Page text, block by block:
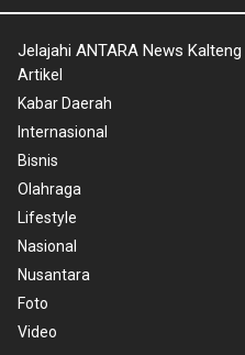
Jelajahi ANTARA News Kalteng
Artikel
Kabar Daerah
Internasional
Bisnis
Olahraga
Lifestyle
Nasional
Nusantara
Foto
Video